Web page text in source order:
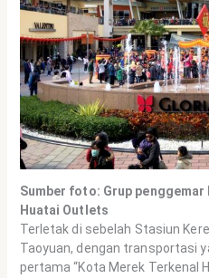
Sumber foto: Grup penggemar
Huatai Outlets
Terletak di sebelah Stasiun
Taoyuan, dengan transportasi
pertama “Kota Merek Terkenal